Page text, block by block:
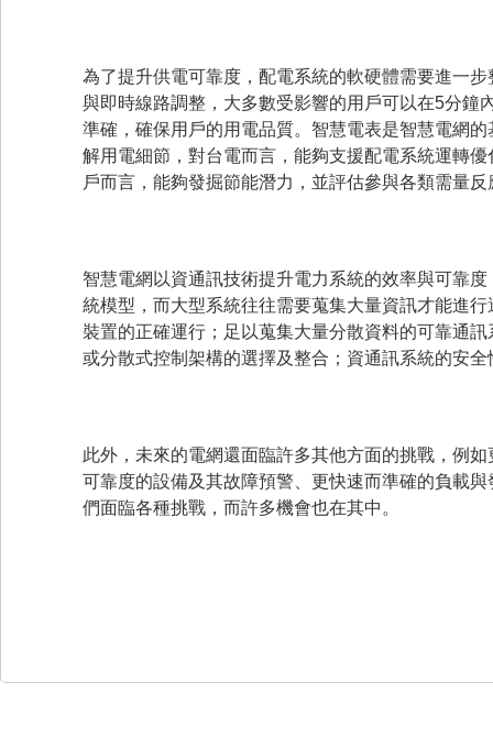
為了提升供電可靠度，配電系統的軟硬體需要進一
與即時線路調整，大多數受影響的用戶可以在5分鐘
準確，確保用戶的用電品質。智慧電表是智慧電網
解用電細節，對台電而言，能夠支援配電系統運轉
戶而言，能夠發掘節能潛力，並評估參與各類需量
智慧電網以資通訊技術提升電力系統的效率與可靠
統模型，而大型系統往往需要蒐集大量資訊才能進
裝置的正確運行；足以蒐集大量分散資料的可靠通
或分散式控制架構的選擇及整合；資通訊系統的安全
此外，未來的電網還面臨許多其他方面的挑戰，例
可靠度的設備及其故障預警、更快速而準確的負載
們面臨各種挑戰，而許多機會也在其中。